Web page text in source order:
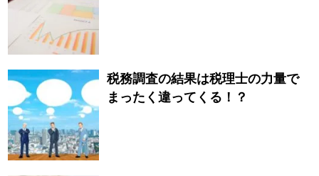
税務調査の結果は税理士の力量で
まったく違ってくる！？